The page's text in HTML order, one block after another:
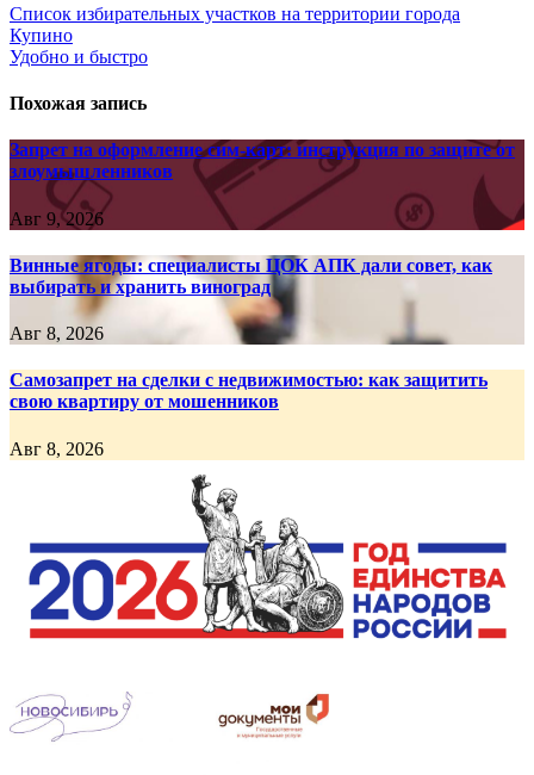
Навигация
по
Список избирательных участков на территории города
Купино
Удобно и быстро
Похожая запись
Запрет на оформление сим-карт: инструкция по защите от
злоумышленников
Авг 9, 2026
Винные ягоды: специалисты ЦОК АПК дали совет, как
выбирать и хранить виноград
Авг 8, 2026
Самозапрет на сделки с недвижимостью: как защитить
свою квартиру от мошенников
Авг 8, 2026